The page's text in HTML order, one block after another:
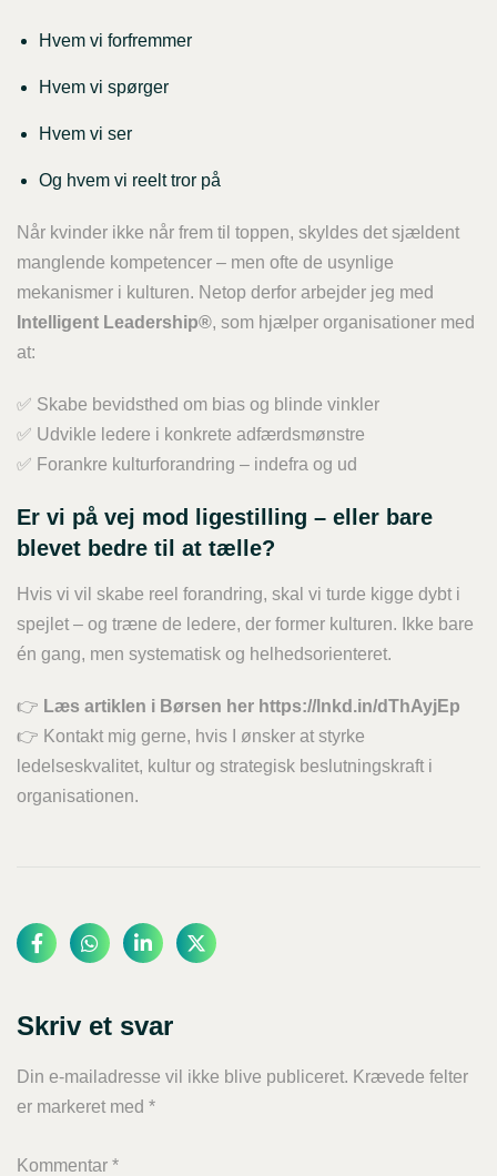
Hvem vi forfremmer
Hvem vi spørger
Hvem vi ser
Og hvem vi reelt tror på
Når kvinder ikke når frem til toppen, skyldes det sjældent
manglende kompetencer – men ofte de usynlige
mekanismer i kulturen. Netop derfor arbejder jeg med
Intelligent Leadership®, som hjælper organisationer med
at:
✅ Skabe bevidsthed om bias og blinde vinkler
✅ Udvikle ledere i konkrete adfærdsmønstre
✅ Forankre kulturforandring – indefra og ud
Er vi på vej mod ligestilling – eller bare
blevet bedre til at tælle?
Hvis vi vil skabe reel forandring, skal vi turde kigge dybt i
spejlet – og træne de ledere, der former kulturen. Ikke bare
én gang, men systematisk og helhedsorienteret.
👉 Læs artiklen i Børsen her https://lnkd.in/dThAyjEp
👉 Kontakt mig gerne, hvis I ønsker at styrke
ledelseskvalitet, kultur og strategisk beslutningskraft i
organisationen.
Skriv et svar
Din e-mailadresse vil ikke blive publiceret. Krævede felter
er markeret med *
Kommentar *